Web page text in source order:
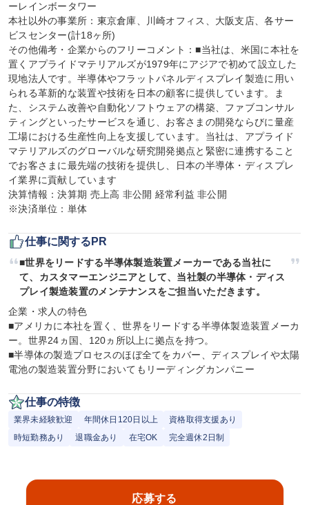
ーレインボータワー
本社以外の事業所：東京倉庫、川崎オフィス、大阪支店、各サー
ビスセンター(計18ヶ所)
その他備考・企業からのフリーコメント：■当社は、米国に本社を
置くアプライドマテリアルズが1979年にアジアで初めて設立した
現地法人です。半導体やフラットパネルディスプレイ製造に用い
られる革新的な装置や技術を日本の顧客に提供しています。ま
た、システム改善や自動化ソフトウェアの構築、ファブコンサル
ティングといったサービスを通じ、お客さまの開発ならびに量産
工場における生産性向上を支援しています。当社は、アプライド
マテリアルズのグローバルな研究開発拠点と緊密に連携すること
でお客さまに最先端の技術を提供し、日本の半導体・ディスプレ
イ業界に貢献しています
決算情報：決算期 売上高 非公開 経常利益 非公開
※決済単位：単体
仕事に関するPR
■世界をリードする半導体製造装置メーカーである当社に
て、カスタマーエンジニアとして、当社製の半導体・ディス
プレイ製造装置のメンテナンスをご担当いただきます。
企業・求人の特色
■アメリカに本社を置く、世界をリードする半導体製造装置メーカ
ー。世界24ヵ国、120ヵ所以上に拠点を持つ。
■半導体の製造プロセスのほぼ全てをカバー、ディスプレイや太陽
電池の製造装置分野においてもリーディングカンパニー
仕事の特徴
業界未経験歓迎 年間休日120日以上
資格取得支援あり
時短勤務あり
退職金あり 在宅OK 完全週休2日制
応募する